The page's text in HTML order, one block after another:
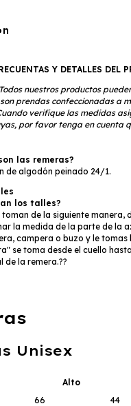
Y DETALLES DEL
nuestros productos
prendas confeccionadas a
verifique las medidas
por favor tenga en cuenta
las remeras?
de algodón peinado 24/1.
los talles?
toman de la siguiente manera,
la medida de la parte de la
campera o buzo y le tomas
se toma desde el cuello
de la remera.??
Unisex
Alto
66
44